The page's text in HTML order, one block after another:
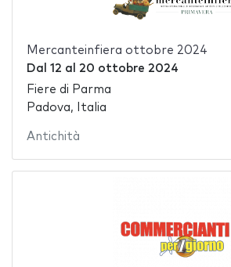
Mercanteinfiera ottobre 2024
Dal 12 al 20 ottobre 2024
Fiere di Parma
Padova, Italia
Antichità